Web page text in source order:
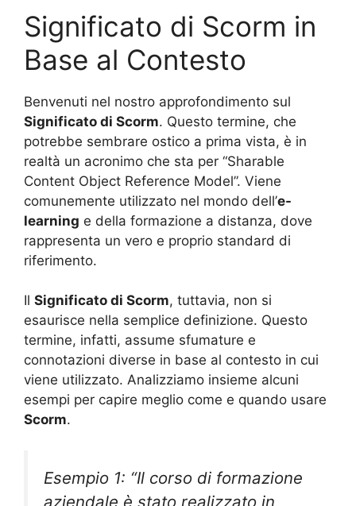
Significato di Scorm in
Base al Contesto
Benvenuti nel nostro approfondimento sul
Significato di Scorm. Questo termine, che
potrebbe sembrare ostico a prima vista, è in
realtà un acronimo che sta per “Sharable
Content Object Reference Model”. Viene
comunemente utilizzato nel mondo dell’e-
learning e della formazione a distanza, dove
rappresenta un vero e proprio standard di
riferimento.
Il Significato di Scorm, tuttavia, non si
esaurisce nella semplice definizione. Questo
termine, infatti, assume sfumature e
connotazioni diverse in base al contesto in cui
viene utilizzato. Analizziamo insieme alcuni
esempi per capire meglio come e quando usare
Scorm.
Esempio 1: “Il corso di formazione
aziendale è stato realizzato in